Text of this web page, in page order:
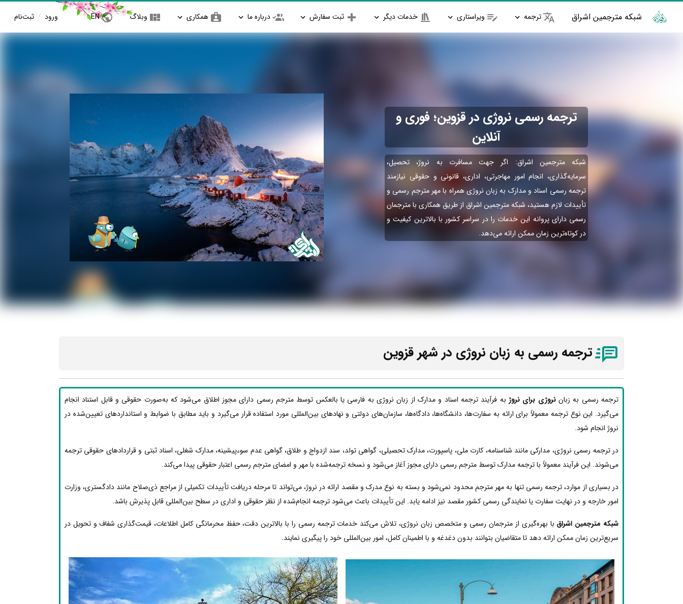
شبکه مترجمین اشراق ترجمه ویراستاری خدمات دیگر ثبت سفارش درباره ما همکاری وبلاگ EN ورود / ثبت‌نام
ترجمه رسمی نروژی در قزوین؛ فوری و
آنلاین
شبکه مترجمین اشراق: اگر جهت مسافرت به نروژ، تحصیل،
سرمایه‌گذاری، انجام امور مهاجرتی، اداری، قانونی و حقوقی نیازمند
ترجمه رسمی اسناد و مدارک به زبان نروژی همراه با مهر مترجم رسمی و
تأییدات لازم هستید، شبکه مترجمین اشراق از طریق همکاری با مترجمان
رسمی دارای پروانه این خدمات را در سراسر کشور با بالاترین کیفیت و
در کوتاه‌ترین زمان ممکن ارائه می‌دهد.
ترجمه رسمی به زبان نروژی در شهر قزوین
ترجمه رسمی به زباننروژی برای نروژ به فرآیند ترجمه اسناد و مدارک از زبان نروژی به فارسی یا بالعکس توسط مترجم رسمی دارای مجوز اطلاق می‌شود که به‌صورت حقوقی و قابل استناد انجام
می‌گیرد. این نوع ترجمه معمولاً برای ارائه به سفارت‌ها، دانشگاه‌ها، دادگاه‌ها، سازمان‌های دولتی و نهادهای بین‌المللی مورد استفاده قرار می‌گیرد و باید مطابق با ضوابط و استانداردهای تعیین‌شده در
نروژ انجام شود.
در ترجمه رسمی نروژی، مدارکی مانند شناسنامه، کارت ملی، پاسپورت، مدارک تحصیلی، گواهی تولد، سند ازدواج و طلاق، گواهی عدم سوءپیشینه، مدارک شغلی، اسناد ثبتی و قراردادهای حقوقی ترجمه
می‌شوند. این فرآیند معمولاً با ترجمه مدارک توسط مترجم رسمی دارای مجوز آغاز می‌شود و نسخه ترجمه‌شده با مهر و امضای مترجم رسمی اعتبار حقوقی پیدا می‌کند.
در بسیاری از موارد، ترجمه رسمی تنها به مهر مترجم محدود نمی‌شود و بسته به نوع مدرک و مقصد ارائه در نروژ، می‌تواند تا مرحله دریافت تأییدات تکمیلی از مراجع ذی‌صلاح مانند دادگستری، وزارت
امور خارجه و در نهایت سفارت یا نمایندگی رسمی کشور مقصد نیز ادامه یابد. این تأییدات باعث می‌شود ترجمه انجام‌شده از نظر حقوقی و اداری در سطح بین‌المللی قابل پذیرش باشد.
شبکه مترجمین اشراق با بهره‌گیری از مترجمان رسمی و متخصص زبان نروژی، تلاش می‌کند خدمات ترجمه رسمی را با بالاترین دقت، حفظ محرمانگی کامل اطلاعات، قیمت‌گذاری شفاف و تحویل در
سریع‌ترین زمان ممکن ارائه دهد تا متقاضیان بتوانند بدون دغدغه و با اطمینان کامل، امور بین‌المللی خود را پیگیری نمایند.